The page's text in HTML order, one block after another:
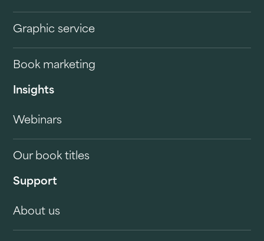
Graphic service
Book marketing
Insights
Webinars
Our book titles
Support
About us